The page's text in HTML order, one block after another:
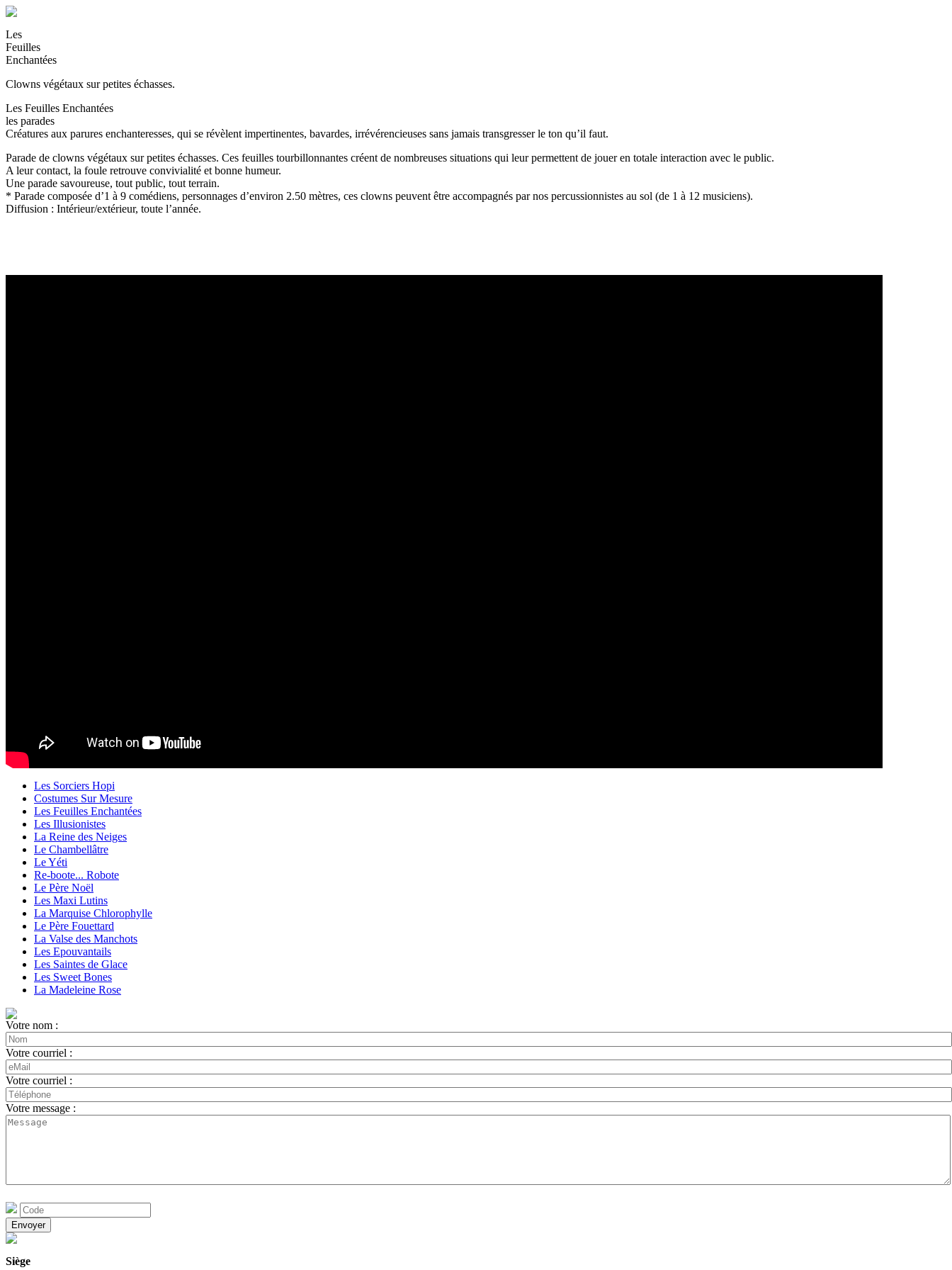
Les
Feuilles
Enchantées
Clowns végétaux sur petites échasses.
Les Feuilles Enchantées
les parades
Créatures aux parures enchanteresses, qui se révèlent impertinentes, bavardes, irrévérencieuses sans jamais transgresser le ton qu’il faut.
Parade de clowns végétaux sur petites échasses. Ces feuilles tourbillonnantes créent de nombreuses situations qui leur permettent de jouer en totale interaction avec le public.
A leur contact, la foule retrouve convivialité et bonne humeur.
Une parade savoureuse, tout public, tout terrain.
* Parade composée d’1 à 9 comédiens, personnages d’environ 2.50 mètres, ces clowns peuvent être accompagnés par nos percussionnistes au sol (de 1 à 12 musiciens).
Diffusion : Intérieur/extérieur, toute l’année.
Les Sorciers Hopi
Costumes Sur Mesure
Les Feuilles Enchantées
Les Illusionistes
La Reine des Neiges
Le Chambellâtre
Le Yéti
Re-boote... Robote
Le Père Noël
Les Maxi Lutins
La Marquise Chlorophylle
Le Père Fouettard
La Valse des Manchots
Les Epouvantails
Les Saintes de Glace
Les Sweet Bones
La Madeleine Rose
Votre nom :
Votre courriel :
Votre courriel :
Votre message :
Siège